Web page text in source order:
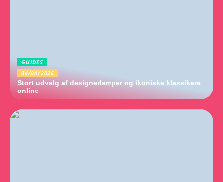
GUIDES
04/04/2026
Stort udvalg af designerlamper og ikoniske klassikere
online